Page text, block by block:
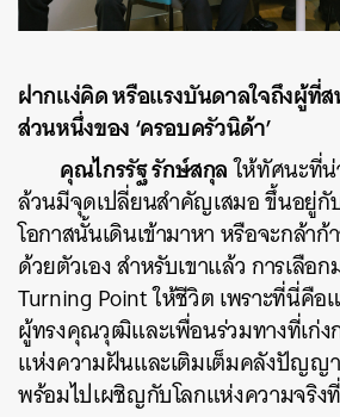
ฝากแง่คิด หรือแรงบันดาลใจถึงผู้ที่ส
ส่วนหนึ่งของ ‘ครอบครัวนิด้า’
คุณไกรรัฐ รักษ์สกุลให้ทัศนะที่น่
ล้วนมีจุดเปลี่ยนสำคัญเสมอ ขึ้นอยู่กับ
โอกาสนั้นเดินเข้ามาหา หรือจะกล้าก้
ด้วยตัวเอง สำหรับเขาแล้ว การเลือ
Turning Point ให้ชีวิต เพราะที่นี่คื
ผู้ทรงคุณวุฒิและเพื่อนร่วมทางที่เก่ง
แห่งความฝันและเติมเต็มคลังปัญญ
พร้อมไปเผชิญกับโลกแห่งความจริง